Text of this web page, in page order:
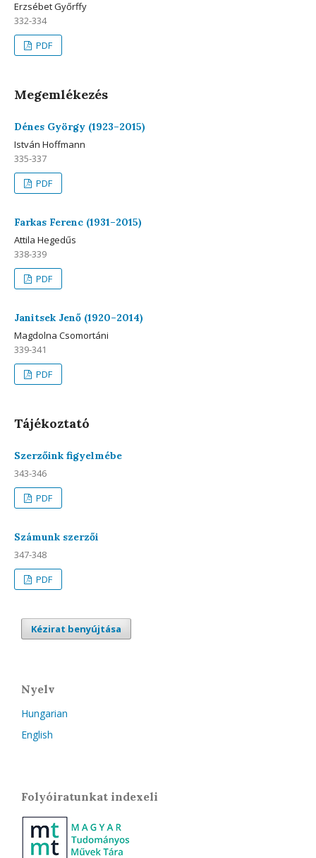
Erzsébet Győrffy
332-334
PDF
Megemlékezés
Dénes György (1923–2015)
István Hoffmann
335-337
PDF
Farkas Ferenc (1931–2015)
Attila Hegedűs
338-339
PDF
Janitsek Jenő (1920–2014)
Magdolna Csomortáni
339-341
PDF
Tájékoztató
Szerzőink figyelmébe
343-346
PDF
Számunk szerzői
347-348
PDF
Kézirat benyújtása
Nyelv
Hungarian
English
Folyóiratunkat indexeli